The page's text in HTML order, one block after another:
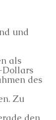
und
als
Dollars
des
Zu
den